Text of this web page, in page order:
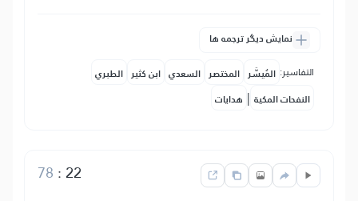
نمایش دیگر ترجمه ها
التفاسير: المُيسَّر المختصر السعدي ابن كثير الطبري
النفحات المكية | هدايات
22
:
78